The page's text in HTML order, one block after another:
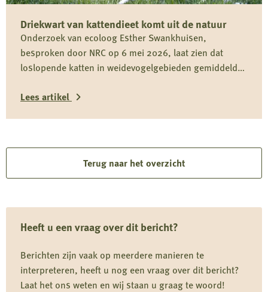
Heeft u een vraag over dit bericht?
Berichten zijn vaak op meerdere manieren te
interpreteren, heeft u nog een vraag over dit bericht?
Laat het ons weten en wij staan u graag te woord!
Jagersvereniging
rapport
over
vermeende
wolvenstroperij
Driekwart van kattendieet komt uit de natuur
Onderzoek van ecoloog Esther Swankhuisen,
besproken door NRC op 6 mei 2026, laat zien dat
loslopende katten in weidevogelgebieden gemiddeld
onderdeel zijn van het predatiedebat. Voor kwetsbare
Lees artikel
Driekwart
kattendieet
komt
natuur
Terug naar het overzicht